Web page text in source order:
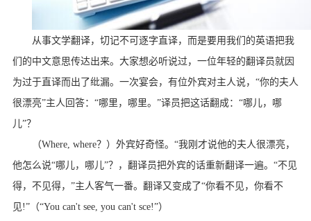
从事文学翻译，切记不可逐字直译，而是要用我们的英语把我
们的中文意思传达出来。大家想必听说过，一位年轻的翻译员就因
为过于直译而出了纰漏。一次宴会，有位外宾对主人说，“你的夫人
很漂亮”主人回答：“哪里，哪里。”译员把这话翻成：“哪儿，哪
儿”？
（Where, where？）外宾好奇怪。“我刚才说他的夫人很漂亮，
他怎么说“哪儿，哪儿”？，翻译员把外宾的话重新翻译一遍。“不见
得，不见得，”主人客气一番。翻译又变成了“你看不见，你看不
见!”（“You can't see, you can't sce!”）